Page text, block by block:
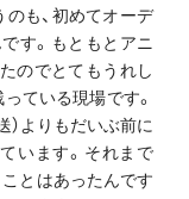
のも、初めてオーデ
す。もともとアニ
のでとてもうれし
ている現場です。
よりもだいぶ前に
います。それまで
とはあったんです